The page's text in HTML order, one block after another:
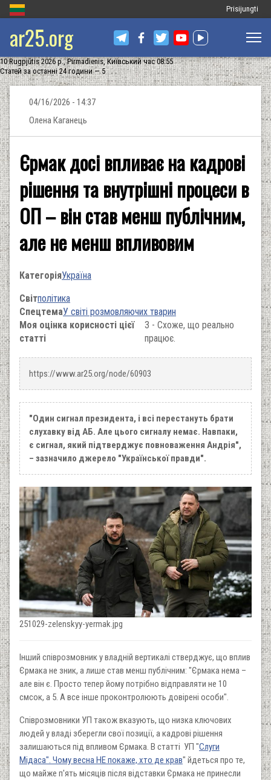
Меню
користувача
Prisijungti
ar25.org
10 Rugpjūtis 2026 р., Pirmadienis, Київський час 08:55
Статей за останні 24 години — 5
04/16/2026 - 14:37
Олена Каганець
Єрмак досі впливає на кадрові
рішення та внутрішні процеси в
ОП – він став менш публічним,
але не менш впливовим
КатегоріяУкраїна
Світполітика
СпецтемаУ світі розмовляючих тварин
Моя оцінка корисності цієї
статті
3 - Схоже, що реально
працює.
https://www.ar25.org/node/60903
"Один сигнал президента, і всі перестануть брати
слухавку від АБ. Але цього сигналу немає. Навпаки,
є сигнал, який підтверджує повноваження Андрія",
– зазначило джерело "Української правди".
251029-zelenskyy-yermak.jpg
Інший співрозмовник у владній вертикалі стверджує, що вплив
Єрмака не зник, а лише став менш публічним: "Єрмака нема –
але він є. Просто тепер йому потрібно відправляти не 10
смсок, а 5. А все інше проконтролюють довірені особи".
Співрозмовники УП також вказують, що низка ключових
людей у владі зберегли свої позиції, а кадрові рішення
залишаються під впливом Єрмака. В статті УП "Слуги
Мідаса". Чому весна НЕ покаже, хто де крав" йдеться про те,
що майже п'ять місяців після відставки Єрмака не принесли